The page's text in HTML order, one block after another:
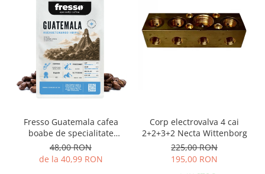
Fresso Guatemala cafea
boabe de specialitate
proaspăt prăjită
48,00 RON
de la 40,99 RON
Corp electrovalva 4 cai
2+2+3+2 Necta Wittenborg
225,00 RON
195,00 RON